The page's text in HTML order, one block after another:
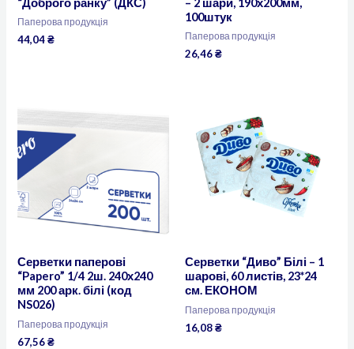
Паперова продукція
44,04₴
100штук
Паперова продукція
26,46₴
Серветки паперові
“Papero” 1/4 2ш. 240х240
мм 200 арк. білі (код
NS026)
Паперова продукція
67,56₴
Серветки “Диво” Білі – 1
шарові, 60 листів, 23*24
см. ЕКОНОМ
Паперова продукція
16,08₴